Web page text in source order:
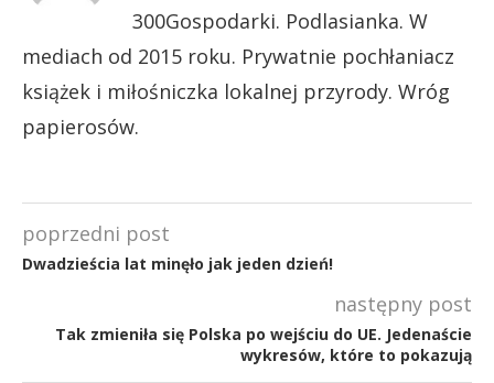
300Gospodarki. Podlasianka. W
mediach od 2015 roku. Prywatnie pochłaniacz
książek i miłośniczka lokalnej przyrody. Wróg
papierosów.
poprzedni post
Dwadzieścia lat minęło jak jeden dzień!
następny post
Tak zmieniła się Polska po wejściu do UE. Jedenaście
wykresów, które to pokazują